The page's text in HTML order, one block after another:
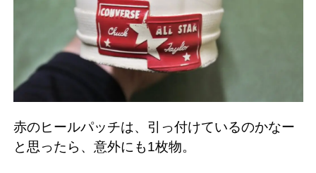
赤のヒールパッチは、引っ付けているのかなー
と思ったら、意外にも1枚物。